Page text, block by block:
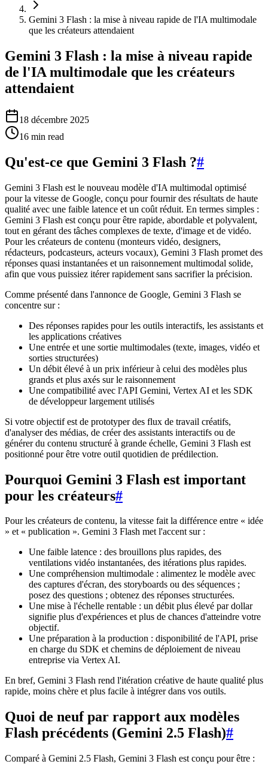
Gemini 3 Flash : la mise à niveau rapide de l'IA multimodale
que les créateurs attendaient
Gemini 3 Flash : la mise à niveau rapide
de l'IA multimodale que les créateurs
attendaient
18 décembre 2025
16 min read
Qu'est-ce que Gemini 3 Flash ?#
Gemini 3 Flash est le nouveau modèle d'IA multimodal optimisé
pour la vitesse de Google, conçu pour fournir des résultats de haute
qualité avec une faible latence et un coût réduit. En termes simples :
Gemini 3 Flash est conçu pour être rapide, abordable et polyvalent,
tout en gérant des tâches complexes de texte, d'image et de vidéo.
Pour les créateurs de contenu (monteurs vidéo, designers,
rédacteurs, podcasteurs, acteurs vocaux), Gemini 3 Flash promet des
réponses quasi instantanées et un raisonnement multimodal solide,
afin que vous puissiez itérer rapidement sans sacrifier la précision.
Comme présenté dans l'annonce de Google, Gemini 3 Flash se
concentre sur :
Des réponses rapides pour les outils interactifs, les assistants et
les applications créatives
Une entrée et une sortie multimodales (texte, images, vidéo et
sorties structurées)
Un débit élevé à un prix inférieur à celui des modèles plus
grands et plus axés sur le raisonnement
Une compatibilité avec l'API Gemini, Vertex AI et les SDK
de développeur largement utilisés
Si votre objectif est de prototyper des flux de travail créatifs,
d'analyser des médias, de créer des assistants interactifs ou de
générer du contenu structuré à grande échelle, Gemini 3 Flash est
positionné pour être votre outil quotidien de prédilection.
Pourquoi Gemini 3 Flash est important
pour les créateurs#
Pour les créateurs de contenu, la vitesse fait la différence entre « idée
» et « publication ». Gemini 3 Flash met l'accent sur :
Une faible latence : des brouillons plus rapides, des
ventilations vidéo instantanées, des itérations plus rapides.
Une compréhension multimodale : alimentez le modèle avec
des captures d'écran, des storyboards ou des séquences ;
posez des questions ; obtenez des réponses structurées.
Une mise à l'échelle rentable : un débit plus élevé par dollar
signifie plus d'expériences et plus de chances d'atteindre votre
objectif.
Une préparation à la production : disponibilité de l'API, prise
en charge du SDK et chemins de déploiement de niveau
entreprise via Vertex AI.
En bref, Gemini 3 Flash rend l'itération créative de haute qualité plus
rapide, moins chère et plus facile à intégrer dans vos outils.
Quoi de neuf par rapport aux modèles
Flash précédents (Gemini 2.5 Flash)#
Comparé à Gemini 2.5 Flash, Gemini 3 Flash est conçu pour être :